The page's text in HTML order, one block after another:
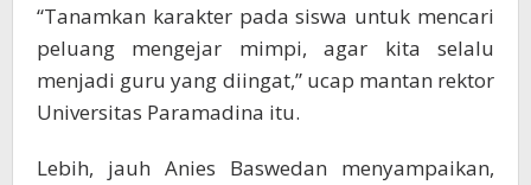
“Tanamkan karakter pada siswa untuk mencari
peluang mengejar mimpi, agar kita selalu
menjadi guru yang diingat,” ucap mantan rektor
Universitas Paramadina itu.
Lebih, jauh Anies Baswedan menyampaikan,